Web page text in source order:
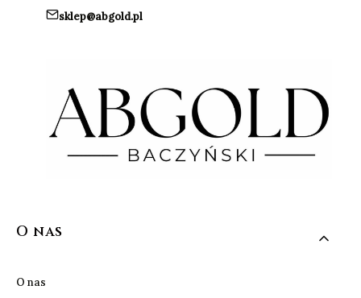
sklep@abgold.pl
Linki w stopce
O nas
O nas